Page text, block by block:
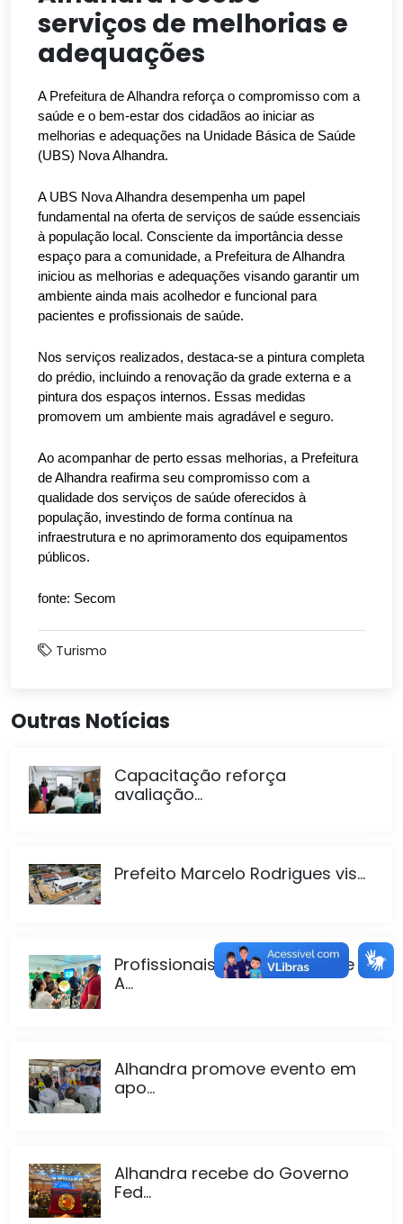
serviços de melhorias e
adequações
A Prefeitura de Alhandra reforça o compromisso com a
saúde e o bem-estar dos cidadãos ao iniciar as
melhorias e adequações na Unidade Básica de Saúde
(UBS) Nova Alhandra.
A UBS Nova Alhandra desempenha um papel
fundamental na oferta de serviços de saúde essenciais
à população local. Consciente da importância desse
espaço para a comunidade, a Prefeitura de Alhandra
iniciou as melhorias e adequações visando garantir um
ambiente ainda mais acolhedor e funcional para
pacientes e profissionais de saúde.
Nos serviços realizados, destaca-se a pintura completa
do prédio, incluindo a renovação da grade externa e a
pintura dos espaços internos. Essas medidas
promovem um ambiente mais agradável e seguro.
Ao acompanhar de perto essas melhorias, a Prefeitura
de Alhandra reafirma seu compromisso com a
qualidade dos serviços de saúde oferecidos à
população, investindo de forma contínua na
infraestrutura e no aprimoramento dos equipamentos
públicos.
fonte: Secom
Turismo
Outras Notícias
Capacitação reforça
avaliação...
Prefeito Marcelo Rodrigues vis...
Profissionais da educação de
A...
Alhandra promove evento em
apo...
Alhandra recebe do Governo
Fed...